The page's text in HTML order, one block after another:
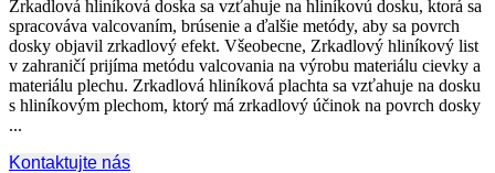
Zrkadlová hliníková doska sa vzťahuje na hliníkovú dosku, ktorá sa
spracováva valcovaním, brúsenie a ďalšie metódy, aby sa povrch
dosky objavil zrkadlový efekt. Všeobecne, Zrkadlový hliníkový list
v zahraničí prijíma metódu valcovania na výrobu materiálu cievky a
materiálu plechu. Zrkadlová hliníková plachta sa vzťahuje na dosku
s hliníkovým plechom, ktorý má zrkadlový účinok na povrch dosky
...
Kontaktujte nás